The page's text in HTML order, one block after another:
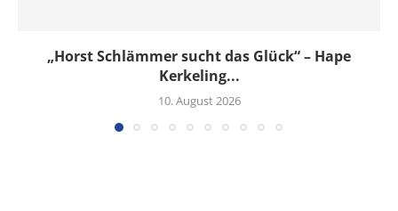
„Horst Schlämmer sucht das Glück“ – Hape
Kerkeling...
10. August 2026